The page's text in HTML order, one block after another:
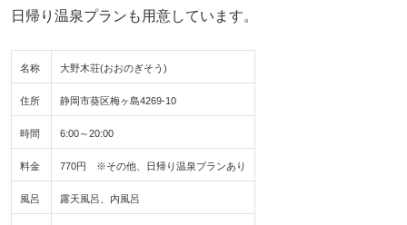
日帰り温泉プランも用意しています。
名称 大野木荘(おおのぎそう)
住所 静岡市葵区梅ヶ島4269-10
時間 6:00～20:00
料金 770円 ※その他、日帰り温泉プランあり
風呂 露天風呂、内風呂